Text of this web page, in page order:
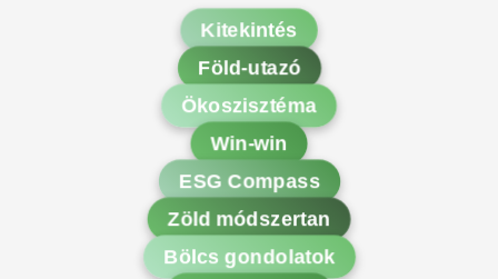
Kitekintés
Föld-utazó
Ökoszisztéma
Win-win
ESG Compass
Zöld módszertan
Bölcs gondolatok